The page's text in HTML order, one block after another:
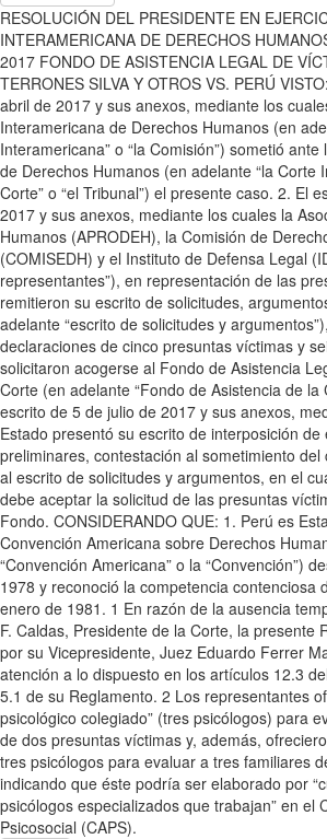
RESOLUCIÓN DEL PRESIDENTE EN
INTERAMERICANA DE DERECHOS
2017 FONDO DE ASISTENCIA LEGAL DE
TERRONES SILVA Y OTROS VS. PERÚ
abril de 2017 y sus anexos, mediante los
Interamericana de Derechos Humanos (en
Interamericana” o “la Comisión”) sometió
de Derechos Humanos (en adelante “la Corte
Corte” o “el Tribunal”) el presente caso. 2. El
2017 y sus anexos, mediante los cuales la
Humanos (APRODEH), la Comisión de
(COMISEDH) y el Instituto de Defensa Legal
representantes”), en representación de las
remitieron su escrito de solicitudes,
adelante “escrito de solicitudes y
declaraciones de cinco presuntas víctimas y
solicitaron acogerse al Fondo de Asistencia
Corte (en adelante “Fondo de Asistencia de la
escrito de 5 de julio de 2017 y sus anexos,
Estado presentó su escrito de interposición de
preliminares, contestación al sometimiento
al escrito de solicitudes y argumentos, en el
debe aceptar la solicitud de las presuntas
Fondo. CONSIDERANDO QUE: 1. Perú es
Convención Americana sobre Derechos
“Convención Americana” o la “Convención”)
1978 y reconoció la competencia contenciosa
enero de 1981. 1 En razón de la ausencia
F. Caldas, Presidente de la Corte, la presente
por su Vicepresidente, Juez Eduardo Ferrer
atención a lo dispuesto en los artículos 12.3
5.1 de su Reglamento. 2 Los representantes
psicológico colegiado” (tres psicólogos) para
de dos presuntas víctimas y, además,
tres psicólogos para evaluar a tres familiares
indicando que éste podría ser elaborado por
psicólogos especializados que trabajan” en el
Psicosocial (CAPS).